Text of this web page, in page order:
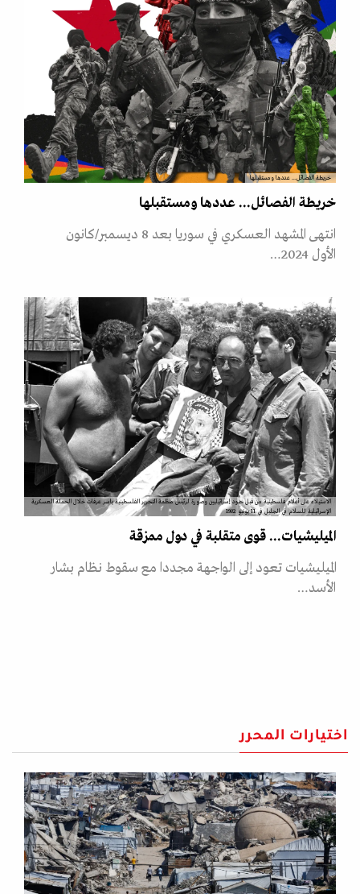
خريطة الفصائل... عددها ومستقبلها
خريطة الفصائل... عددها ومستقبلها
انتهى المشهد العسكري في سوريا بعد 8 ديسمبر/كانون
الأول 2024…
الاستيلاء على أعلام فلسطينية من قبل جنود إسرائيليين وصورة لرئيس منظمة التحرير الفلسطينية ياسر عرفات خلال الحملة العسكرية
الإسرائيلية للسلام في الجليل في 11 يونيو 1982
الميليشيات... قوى متقلبة في دول ممزقة
الميليشيات تعود إلى الواجهة مجددا مع سقوط نظام بشار
الأسد…
اختيارات المحرر